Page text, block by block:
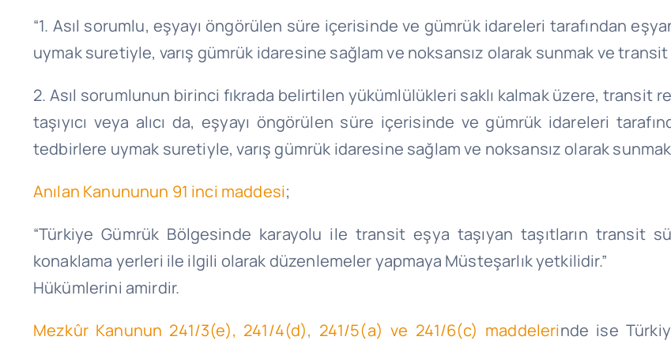
“1. Asıl sorumlu, eşyayı öngörülen süre içerisinde ve gümrük idareleri tarafından
uymak suretiyle, varış gümrük idaresine sağlam ve noksansız olarak sunmak ve
2. Asıl sorumlunun birinci fıkrada belirtilen yükümlülükleri saklı kalmak üzere, transit
taşıyıcı veya alıcı da, eşyayı öngörülen süre içerisinde ve gümrük idareleri
tedbirlere uymak suretiyle, varış gümrük idaresine sağlam ve noksansız olarak
Anılan Kanununun 91 inci maddesi;
“Türkiye Gümrük Bölgesinde karayolu ile transit eşya taşıyan taşıtların transit
konaklama yerleri ile ilgili olarak düzenlemeler yapmaya Müsteşarlık yetkilidir.”
Hükümlerini amirdir.
Mezkûr Kanunun 241/3(e), 241/4(d), 241/5(a) ve 241/6(c) maddelerinde ise